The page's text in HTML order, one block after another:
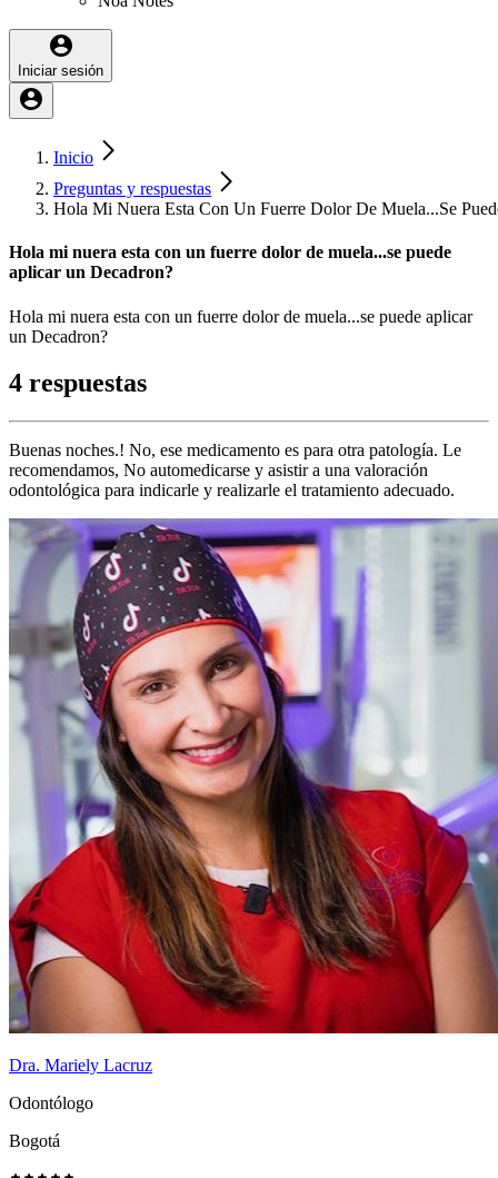
Iniciar sesión
Inicio
Preguntas y respuestas
Hola Mi Nuera Esta Con Un Fuerre Dolor De Muela...Se
Hola mi nuera esta con un fuerre dolor de muela...se puede
aplicar un Decadron?
Hola mi nuera esta con un fuerre dolor de muela...se puede aplicar
un Decadron?
4 respuestas
Buenas noches.! No, ese medicamento es para otra patología. Le
recomendamos, No automedicarse y asistir a una valoración
odontológica para indicarle y realizarle el tratamiento adecuado.
Dra. Mariely Lacruz
Odontólogo
Bogotá